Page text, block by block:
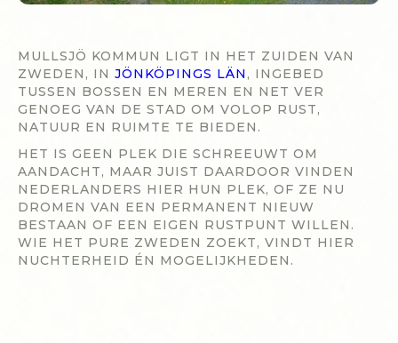
MULLSJÖ KOMMUN LIGT IN HET ZUIDEN VAN
ZWEDEN, IN JÖNKÖPINGS LÄN , INGEBED
TUSSEN BOSSEN EN MEREN EN NET VER
GENOEG VAN DE STAD OM VOLOP RUST,
NATUUR EN RUIMTE TE BIEDEN.
HET IS GEEN PLEK DIE SCHREEUWT OM
AANDACHT, MAAR JUIST DAARDOOR VINDEN
NEDERLANDERS HIER HUN PLEK, OF ZE NU
DROMEN VAN EEN PERMANENT NIEUW
BESTAAN OF EEN EIGEN RUSTPUNT WILLEN.
WIE HET PURE ZWEDEN ZOEKT, VINDT HIER
NUCHTERHEID ÉN MOGELIJKHEDEN.